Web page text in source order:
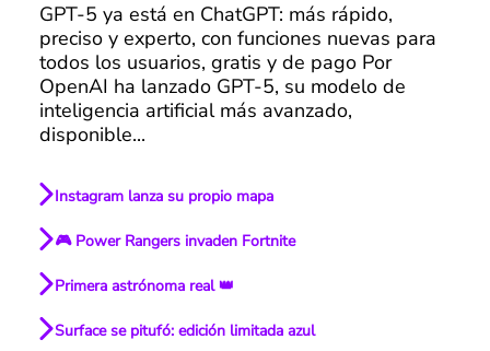
GPT-5 ya está en ChatGPT: más rápido,
preciso y experto, con funciones nuevas para
todos los usuarios, gratis y de pago Por
OpenAI ha lanzado GPT-5, su modelo de
inteligencia artificial más avanzado,
disponible...
Instagram lanza su propio mapa
🎮 Power Rangers invaden Fortnite
Primera astrónoma real 👑
Surface se pitufó: edición limitada azul